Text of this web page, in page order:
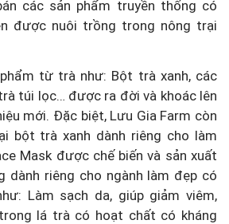
các sản phẩm truyền thống có
được nuôi trồng trong nông trại
từ trà như: Bột trà xanh, các
túi lọc… được ra đời và khoác lên
mới. Đặc biệt, Lưu Gia Farm còn
bột trà xanh dành riêng cho làm
Mask được chế biến và sản xuất
dành riêng cho ngành làm đẹp có
Làm sạch da, giúp giảm viêm,
lá trà có hoạt chất có kháng